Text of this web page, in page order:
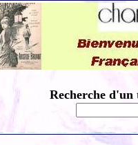
Recherche